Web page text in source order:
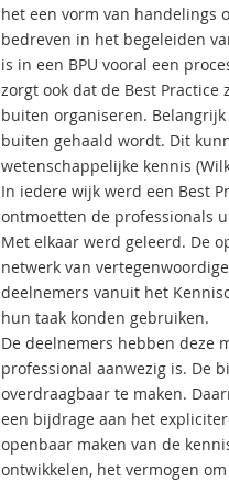
het een vorm van handelings­
bedreven in het begeleiden
is in een BPU vooral een
zorgt ook dat de Best
buiten organiseren.
buiten gehaald wordt. Dit
wetenschappelijke kennis
In iedere wijk werd een Best
ontmoetten de professionals
Met elkaar werd geleerd. De
netwerk van
deelnemers vanuit het
hun taak konden gebruiken.
De deelnemers hebben deze
professional aanwezig is. De
overdraagbaar te maken.
een bijdrage aan het
openbaar maken van de
ontwikkelen, het vermogen